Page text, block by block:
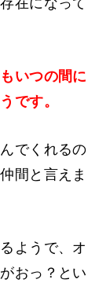
いつの間に
です。
でくれるの
間と言えま
ようで、オ
おっ？とい